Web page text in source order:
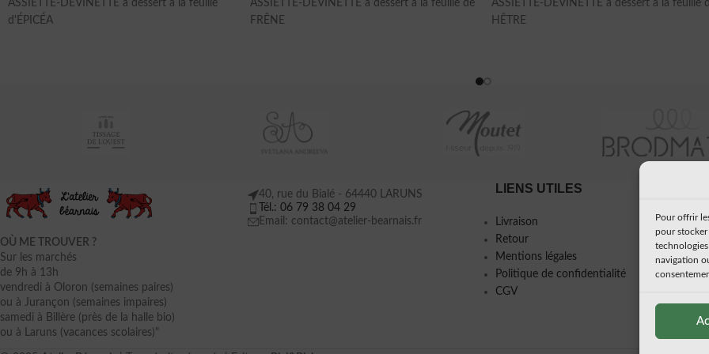
Pour offrir
pour stocker
navigation
ASSIETTE-DEVINETTE à dessert à la feuille
d'ÉPICÉA
ASSIETTE-DEVINETTE à dessert à la feuille de
FRÊNE
ASSIETTE-DEVINETTE à dessert à la feuille
HÊTRE
OÙ ME TROUVER ?
Sur les marchés
de 9h à 13h
vendredi à Oloron (semaines paires)
ou à Jurançon (semaines impaires)
samedi à Billère (près de la halle bio)
ou à Laruns (vacances scolaires)"
40, rue du Bialé - 64440 LARUNS
Tél.: 06 79 38 04 29
Email: contact@atelier-bearnais.fr
LIENS UTILES
Livraison
Retour
Mentions légales
Politique de confidentialité
CGV
Mon
Presse